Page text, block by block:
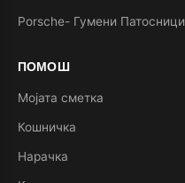
Porsche- Гумени Патосници
ПОМОШ
Мојата сметка
Кошничка
Нарачка